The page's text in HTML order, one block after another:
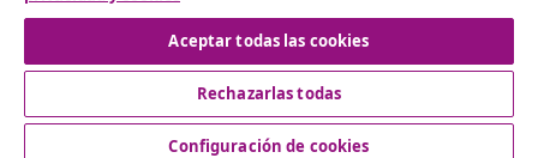
Desistir del contrato
Servicio al Cliente
Aceptar todas las cookies
Rechazarlas todas
Configuración de cookies